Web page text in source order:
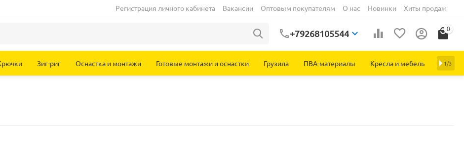
Регистрация личного кабинета Вакансии Оптовым покупателям О нас Новинки Хиты продаж
+79268105544 0
Зиг-риг Оснастка и монтажи Готовые монтажи и оснастки Грузила ПВА-материалы Кресла и мебель 1/3